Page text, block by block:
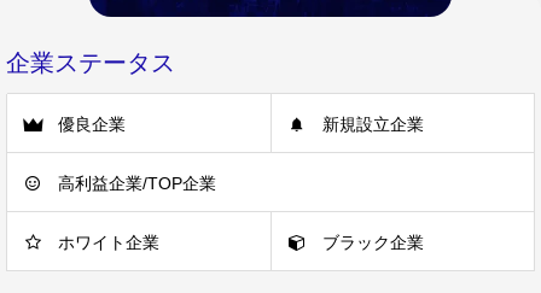
企業ステータス
優良企業 新規設立企業
高利益企業/TOP企業
ホワイト企業 ブラック企業